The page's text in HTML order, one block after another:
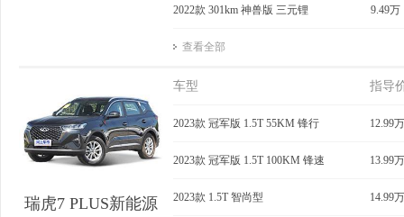
2022款 301km 神兽版 三元锂 9.49万
查看全部
瑞虎7 PLUS新能源
车型 指导
2023款 冠军版 1.5T 55KM 锋行 12.99万
2023款 冠军版 1.5T 100KM 锋速 13.99万
2023款 1.5T 智尚型 14.99万